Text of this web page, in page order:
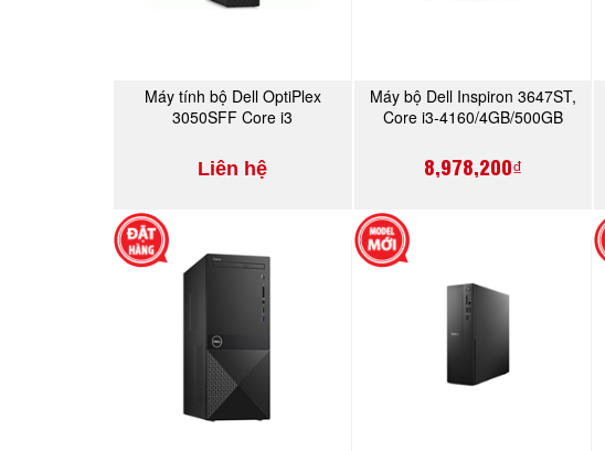
Máy tính bộ Dell OptiPlex
3050SFF Core i3
Liên hệ
MUA NGAY
Máy bộ Dell Inspiron 3647ST,
Core i3-4160/4GB/500GB
8,978,200₫
MUA NGAY